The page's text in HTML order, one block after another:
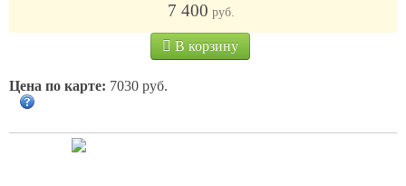
7 400 руб.
В корзину
Цена по карте: 7030 руб.